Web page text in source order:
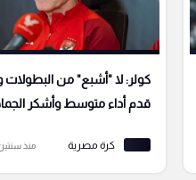
كرة مصرية
كولر: لا "أشبع" من البطولات
قدم أداء متوسط وأشكر
منذ